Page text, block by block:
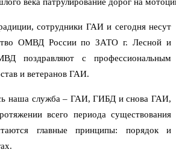
века патрулирование дорог на
сотрудники ГАИ и сегодня несут
ОМВД России по ЗАТО г. Лесной и
поздравляют с профессиональным
и ветеранов ГАИ.
наша служба – ГАИ, ГИБД и снова ГАИ,
всего периода существования
главные принципы: порядок и